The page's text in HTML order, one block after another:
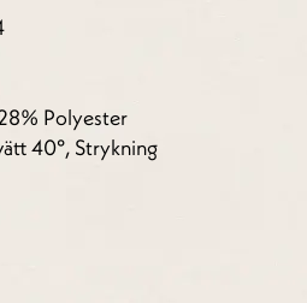
Polyester
40°, Strykning